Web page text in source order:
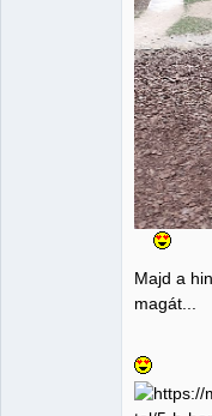
Majd a
magát...